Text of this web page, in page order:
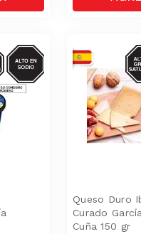
Queso Duro
Curado
Cuña 150 gr